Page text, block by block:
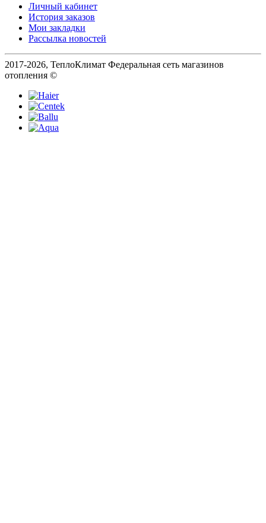
Личный кабинет
История заказов
Мои закладки
Рассылка новостей
2017-2026, ТеплоКлимат Федеральная сеть магазинов
отопления ©